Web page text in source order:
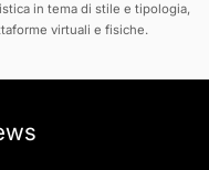
in tema di stile e tipologia,
virtuali e fisiche.